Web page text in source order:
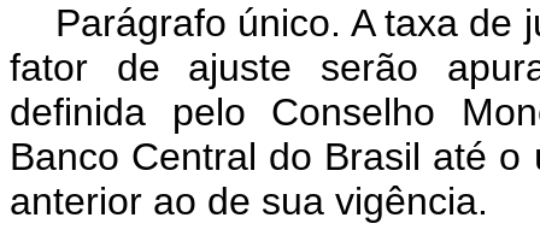
Parágrafo único. A taxa de
fator de ajuste serão
definida pelo Conselho
Banco Central do Brasil até
anterior ao de sua vigência.